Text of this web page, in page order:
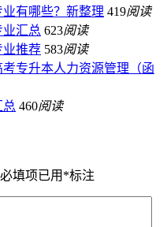
有哪些？新整理 419阅读
业汇总 623阅读
业推荐 583阅读
专升本人力资源管理（函
总 460阅读
必填项已用 *标注